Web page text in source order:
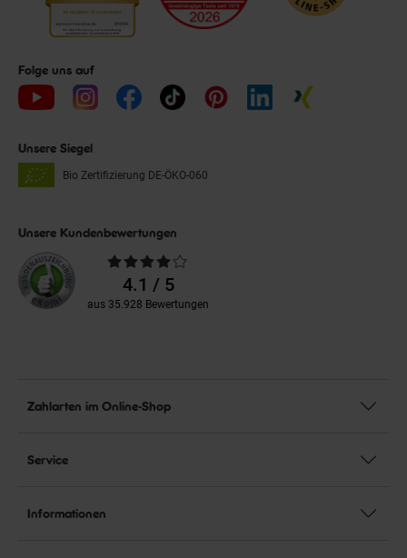
Folge uns auf
Unsere Siegel
Bio Zertifizierung DE-ÖKO-060
Unsere Kundenbewertungen
Durchschnittliche
Bewertungen4.1 / 5
aus 35.928 Bewertungen
Zahlarten im Online-Shop
Service
Informationen